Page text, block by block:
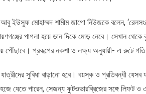
ইউসুফ মোহাম্মদ শামীম জাগো নিউজকে বলেন,
পাগলা হয়ে ডান দিকে মোড় নেবে। সেখান থেকে
পৌঁছাবে। প্রকল্পের নকশা ও লক্ষ্য অনুযায়ী- এ রুটে
সুবিধা বাড়ানো হবে। বয়স্ক ও প্রতিবন্ধী যেসব
যেতে পারেন, সেজন্য ফুটওভারব্রিজের সঙ্গে লিফট